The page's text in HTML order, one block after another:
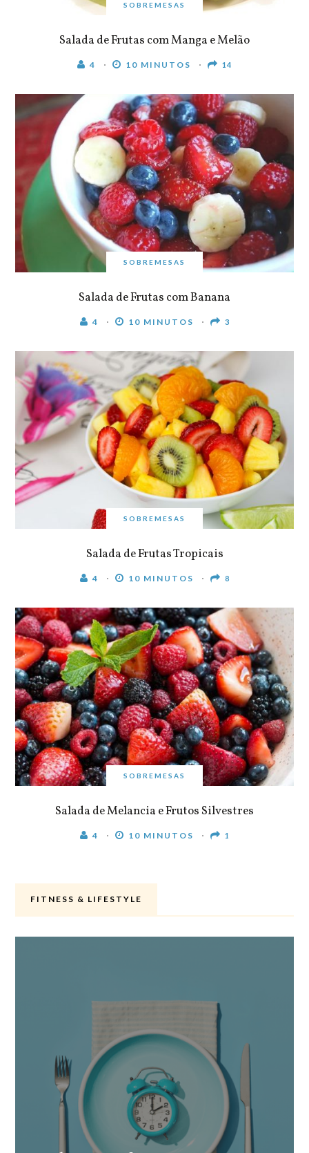
SOBREMESAS
Salada de Frutas com Manga e Melão
4 10 MINUTOS 14
SOBREMESAS
Salada de Frutas com Banana
4 10 MINUTOS 3
SOBREMESAS
Salada de Frutas Tropicais
4 10 MINUTOS 8
SOBREMESAS
Salada de Melancia e Frutos Silvestres
4 10 MINUTOS 1
FITNESS & LIFESTYLE